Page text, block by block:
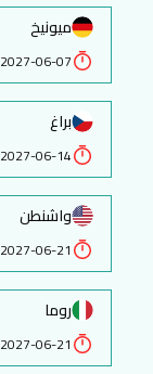
ميونيخ
2027-06-07
براغ
2027-06-14
واشنطن
2027-06-21
روما
2027-06-21